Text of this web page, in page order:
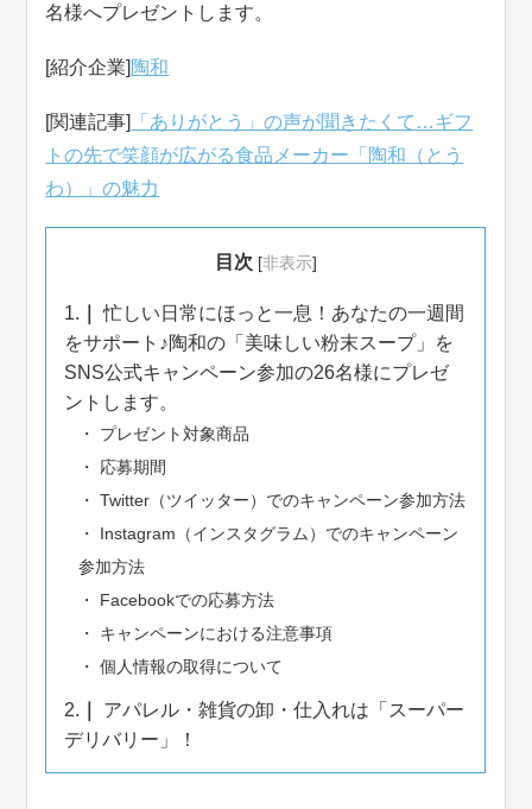
名様へプレゼントします。
[紹介企業] 陶和
[関連記事]
「ありがとう」の声が聞きたくて…ギフ
トの先で笑顔が広がる食品メーカー「陶和（とう
わ）」の魅力
目次 [非表示]
1.
忙しい日常にほっと一息！あなたの一週間
をサポート♪陶和の「美味しい粉末スープ」を
SNS公式キャンペーン参加の26名様にプレゼ
ントします。
プレゼント対象商品
応募期間
Twitter（ツイッター）でのキャンペーン参加方法
Instagram（インスタグラム）でのキャンペーン
参加方法
Facebookでの応募方法
キャンペーンにおける注意事項
個人情報の取得について
2.
アパレル・雑貨の卸・仕入れは「スーパー
デリバリー」！